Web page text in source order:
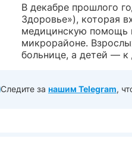
В декабре прошлого
Здоровье»), которая
медицинскую помощь
микрорайоне.
больнице, а детей — к
Следите за нашим Telegram,